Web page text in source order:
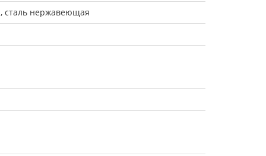
нержавеющая